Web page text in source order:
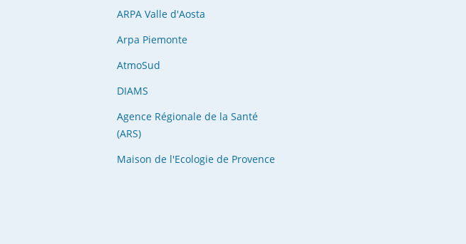
ARPA Valle d'Aosta
Arpa Piemonte
AtmoSud
DIAMS
Agence Régionale de la Santé
(ARS)
Maison de l'Ecologie de Provence